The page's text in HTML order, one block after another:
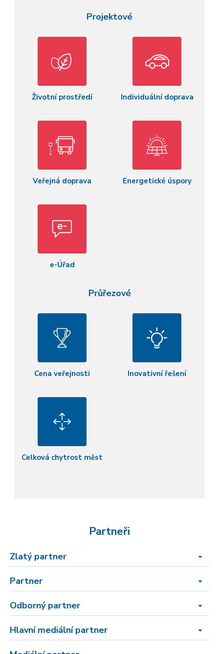
Projektové
Životní prostředí Individuální doprava
Veřejná doprava Energetické úspory
e-Úřad
Průřezové
Cena veřejnosti Inovativní řešení
Celková chytrost měst
Partneři
Zlatý partner
Partner
Odborný partner
Hlavní mediální partner